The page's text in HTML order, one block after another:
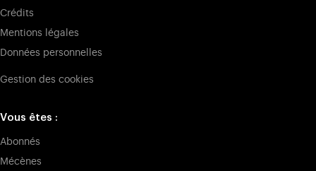
Crédits
Mentions légales
Données personnelles
Gestion des cookies
Vous êtes :
Abonnés
Mécènes